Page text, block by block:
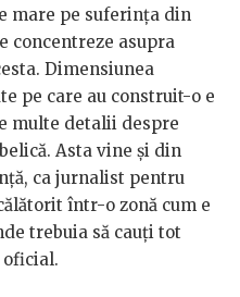
mare pe suferința din
concentreze asupra
Dimensiunea
pe care au construit-o e
multe detalii despre
Asta vine și din
ca jurnalist pentru
într-o zonă cum e
trebuia să cauți tot